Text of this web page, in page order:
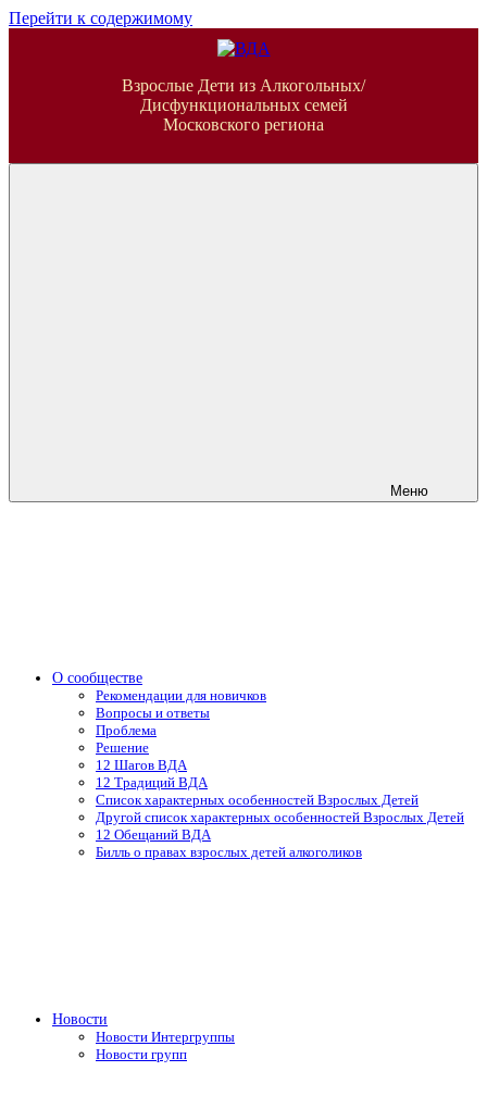
Перейти к содержимому
ВДАВзрослые Дети из Алкогольных/
Дисфункциональных семей
Московского региона
Меню
О сообществе
Рекомендации для новичков
Вопросы и ответы
Проблема
Решение
12 Шагов ВДА
12 Традиций ВДА
Список характерных особенностей Взрослых Детей
Другой список характерных особенностей Взрослых Детей
12 Обещаний ВДА
Билль о правах взрослых детей алкоголиков
Новости
Новости Интергруппы
Новости групп